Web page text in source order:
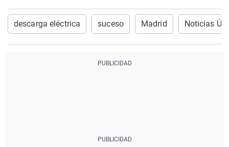
descarga eléctrica suceso Madrid Noticias